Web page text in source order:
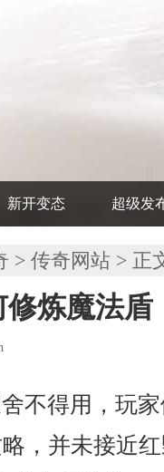
新开变态 超级发
> 传奇网站 > 正
炼魔法盾
不得用，玩
，并未接近